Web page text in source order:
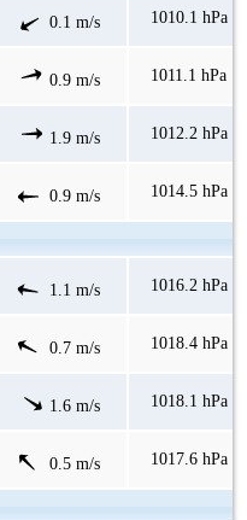
0.1 m/s 1010.1 hPa
0.9 m/s 1011.1 hPa
1.9 m/s 1012.2 hPa
0.9 m/s 1014.5 hPa
1.1 m/s 1016.2 hPa
0.7 m/s 1018.4 hPa
1.6 m/s 1018.1 hPa
0.5 m/s 1017.6 hPa